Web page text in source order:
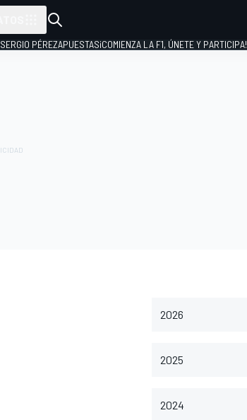
SERGIO PÉREZAPUESTAS¡COMIENZA LA F1, ÚNETE Y PARTICIPA!
2026
2025
2024